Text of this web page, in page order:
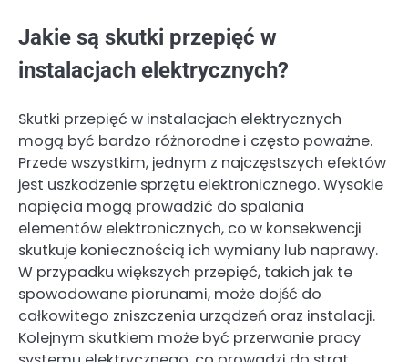
Jakie są skutki przepięć w
instalacjach elektrycznych?
Skutki przepięć w instalacjach elektrycznych
mogą być bardzo różnorodne i często poważne.
Przede wszystkim, jednym z najczęstszych efektów
jest uszkodzenie sprzętu elektronicznego. Wysokie
napięcia mogą prowadzić do spalania
elementów elektronicznych, co w konsekwencji
skutkuje koniecznością ich wymiany lub naprawy.
W przypadku większych przepięć, takich jak te
spowodowane piorunami, może dojść do
całkowitego zniszczenia urządzeń oraz instalacji.
Kolejnym skutkiem może być przerwanie pracy